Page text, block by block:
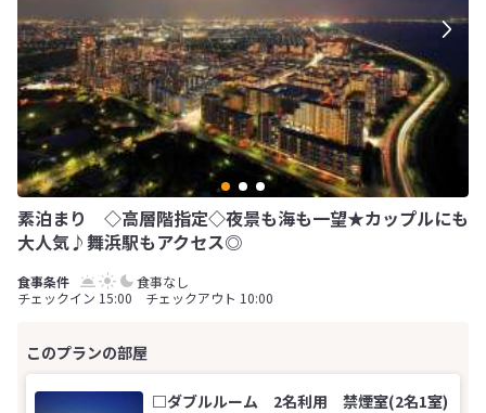
素泊まり ◇高層階指定◇夜景も海も一望★カップルにも
大人気♪舞浜駅もアクセス◎
食事なし
チェックイン 15:00 チェックアウト 10:00
□ダブルルーム 2名利用 禁煙室(2名1室)